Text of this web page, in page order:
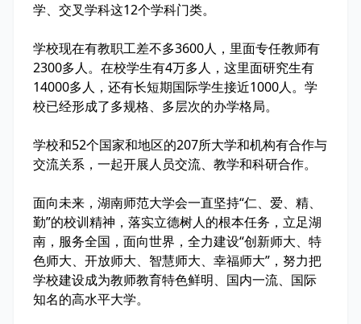
学、交叉学科这12个学科门类。
学校现在有教职工差不多3600人，里面专任教师有
2300多人。在校学生有4万多人，这里面研究生有
14000多人，还有长短期国际学生接近1000人。学
校已经形成了多规格、多层次的办学格局。
学校和52个国家和地区的207所大学和机构有合作与
交流关系，一起开展人员交流、教学和科研合作。
面向未来，湖南师范大学会一直坚持“仁、爱、精、
勤”的校训精神，落实立德树人的根本任务，立足湖
南，服务全国，面向世界，全力建设“创新师大、特
色师大、开放师大、智慧师大、幸福师大”，努力把
学校建设成为教师教育特色鲜明、国内一流、国际
知名的高水平大学。